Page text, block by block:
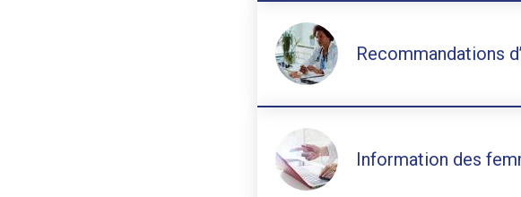
Recommandations
Information des